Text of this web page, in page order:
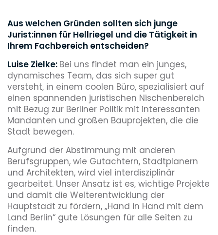
Aus welchen Gründen sollten sich junge
Jurist:innen für Hellriegel und die Tätigkeit in
Ihrem Fachbereich entscheiden?
Luise Zielke: Bei uns findet man ein junges,
dynamisches Team, das sich super gut
versteht, in einem coolen Büro, spezialisiert auf
einen spannenden juristischen Nischenbereich
mit Bezug zur Berliner Politik mit interessanten
Mandanten und großen Bauprojekten, die die
Stadt bewegen.
Aufgrund der Abstimmung mit anderen
Berufsgruppen, wie Gutachtern, Stadtplanern
und Architekten, wird viel interdisziplinär
gearbeitet. Unser Ansatz ist es, wichtige Projekte
und damit die Weiterentwicklung der
Hauptstadt zu fördern, „Hand in Hand mit dem
Land Berlin“ gute Lösungen für alle Seiten zu
finden.